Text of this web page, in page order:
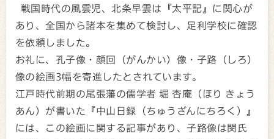
戦国時代の風雲児、北条早雲は『太平記』に関心が
あり、全国から諸本を集めて検討し、足利学校に確認
を依頼しました。
お礼に、孔子像・顔回（がんかい）像・子路（しろ）
像の絵画3幅を寄進したとされています。
江戸時代前期の尾張藩の儒学者 堀 杏庵（ほり きょう
あん）が書いた『中山日録（ちゅうざんにちろく）』
には、この絵画に関する記事があり、子路像は閔氏